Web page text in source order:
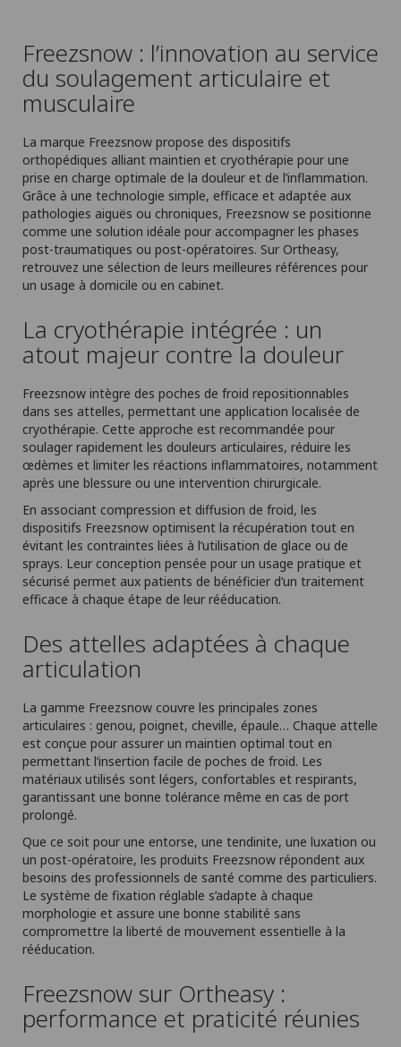
Freezsnow : l’innovation au service
du soulagement articulaire et
musculaire
La marque Freezsnow propose des dispositifs
orthopédiques alliant maintien et cryothérapie pour une
prise en charge optimale de la douleur et de l’inflammation.
Grâce à une technologie simple, efficace et adaptée aux
pathologies aiguës ou chroniques, Freezsnow se positionne
comme une solution idéale pour accompagner les phases
post-traumatiques ou post-opératoires. Sur Ortheasy,
retrouvez une sélection de leurs meilleures références pour
un usage à domicile ou en cabinet.
La cryothérapie intégrée : un
atout majeur contre la douleur
Freezsnow intègre des poches de froid repositionnables
dans ses attelles, permettant une application localisée de
cryothérapie. Cette approche est recommandée pour
soulager rapidement les douleurs articulaires, réduire les
œdèmes et limiter les réactions inflammatoires, notamment
après une blessure ou une intervention chirurgicale.
En associant compression et diffusion de froid, les
dispositifs Freezsnow optimisent la récupération tout en
évitant les contraintes liées à l’utilisation de glace ou de
sprays. Leur conception pensée pour un usage pratique et
sécurisé permet aux patients de bénéficier d’un traitement
efficace à chaque étape de leur rééducation.
Des attelles adaptées à chaque
articulation
La gamme Freezsnow couvre les principales zones
articulaires : genou, poignet, cheville, épaule… Chaque attelle
est conçue pour assurer un maintien optimal tout en
permettant l’insertion facile de poches de froid. Les
matériaux utilisés sont légers, confortables et respirants,
garantissant une bonne tolérance même en cas de port
prolongé.
Que ce soit pour une entorse, une tendinite, une luxation ou
un post-opératoire, les produits Freezsnow répondent aux
besoins des professionnels de santé comme des particuliers.
Le système de fixation réglable s’adapte à chaque
morphologie et assure une bonne stabilité sans
compromettre la liberté de mouvement essentielle à la
rééducation.
Freezsnow sur Ortheasy :
performance et praticité réunies